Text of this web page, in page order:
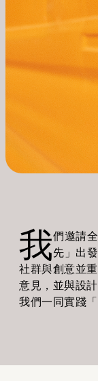
我們邀請
先」出
社群與創意並
意見，並與設
我們一同實踐